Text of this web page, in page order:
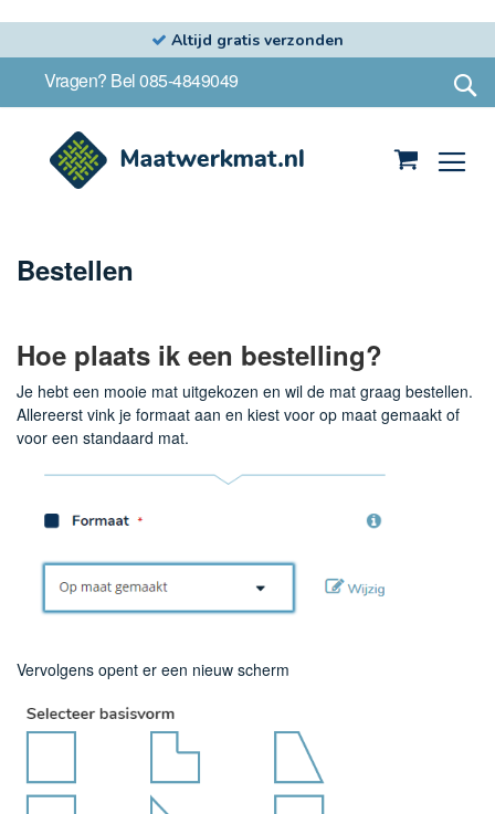
Altijd gratis verzonden
Vragen? Bel 085-4849049
Bestellen
Hoe plaats ik een bestelling?
Je hebt een mooie mat uitgekozen en wil de mat graag bestellen.
Allereerst vink je formaat aan en kiest voor op maat gemaakt of
voor een standaard mat.
Vervolgens opent er een nieuw scherm